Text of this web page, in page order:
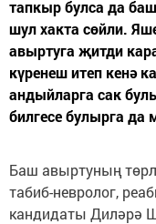
тапкыр булса да
шул хакта сөйли.
авыртуга җитди
күренеш итеп кенә
андыйларга сак
билгесе булырга да
Баш авыртуның
табиб-невролог,
кандидаты Диләрә